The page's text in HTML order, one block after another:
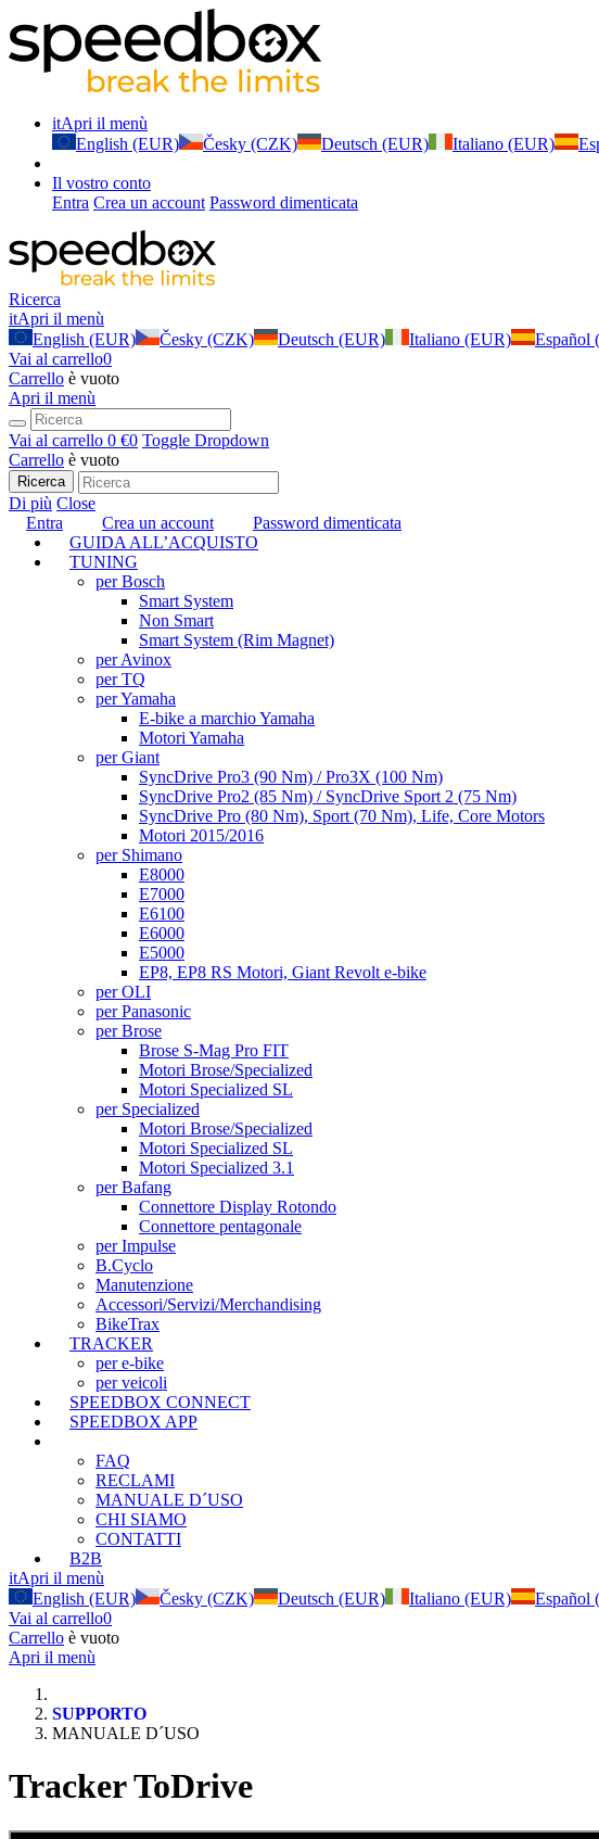
itApri il menù
English (EUR)
Česky (CZK) Deutsch (EUR) Italiano (EUR)
Il vostro conto
Entra Crea un account Password dimenticata
Ricerca
itApri il menù
English (EUR)
Česky (CZK) Deutsch (EUR) Italiano (EUR) Español
Vai al carrello0
Carrello è vuoto
Apri il menù
Vai al carrello 0 €0 Toggle Dropdown
Carrello è vuoto
Ricerca
Di più Close
Entra
Crea un account
Password dimenticata
GUIDA ALL’ACQUISTO
TUNING
per Bosch
Smart System
Non Smart
Smart System (Rim Magnet)
per Avinox
per TQ
per Yamaha
E-bike a marchio Yamaha
Motori Yamaha
per Giant
SyncDrive Pro3 (90 Nm) / Pro3X (100 Nm)
SyncDrive Pro2 (85 Nm) / SyncDrive Sport 2 (75 Nm)
SyncDrive Pro (80 Nm), Sport (70 Nm), Life, Core Motors
Motori 2015/2016
per Shimano
E8000
E7000
E6100
E6000
E5000
EP8, EP8 RS Motori, Giant Revolt e-bike
per OLI
per Panasonic
per Brose
Brose S-Mag Pro FIT
Motori Brose/Specialized
Motori Specialized SL
per Specialized
Motori Brose/Specialized
Motori Specialized SL
Motori Specialized 3.1
per Bafang
Connettore Display Rotondo
Connettore pentagonale
per Impulse
B.Cyclo
Manutenzione
Accessori/Servizi/Merchandising
BikeTrax
TRACKER
per e-bike
per veicoli
SPEEDBOX CONNECT
SPEEDBOX APP
FAQ
RECLAMI
MANUALE D´USO
CHI SIAMO
CONTATTI
B2B
itApri il menù
English (EUR)
Česky (CZK) Deutsch (EUR) Italiano (EUR) Español
Vai al carrello0
Carrello è vuoto
Apri il menù
SUPPORTO
MANUALE D´USO
Tracker ToDrive